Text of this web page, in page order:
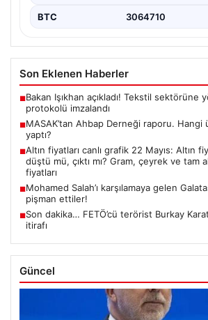
BTC 3064710
Son Eklenen Haberler
■Bakan Işıkhan açıkladı! Tekstil sektörüne
protokolü imzalandı
■MASAK’tan Ahbap Derneği raporu. Hangi
yaptı?
■Altın fiyatları canlı grafik 22 Mayıs: Altın
düştü mü, çıktı mı? Gram, çeyrek ve tam
fiyatları
■Mohamed Salah’ı karşılamaya gelen
pişman ettiler!
■Son dakika… FETÖ’cü terörist Burkay
itirafı
Güncel